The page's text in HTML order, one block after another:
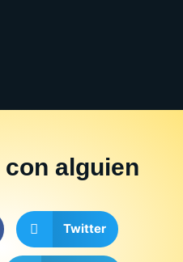
con alguien
Twitter